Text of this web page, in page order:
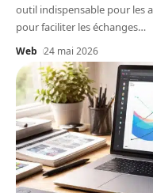
outil indispensable pour les
pour faciliter les échanges…
Web 24 mai 2026